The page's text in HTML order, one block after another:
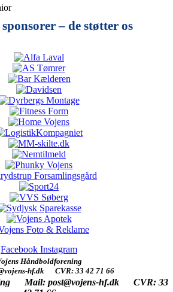
– de støtter os
Facebook Instagram
Håndboldforening
hf.dk CVR: 33 42 71 66
Mail: post@vojens-hf.dk CVR: 33